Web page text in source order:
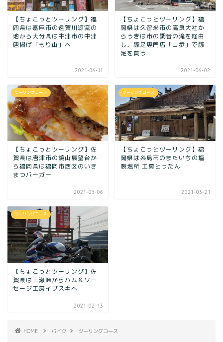
【ちょこっとツーリング】福
岡県は嘉麻市の遠賀川源流の
地から大分県は中津市の中津
唐揚げ「もり山」へ
2021-06-11
【ちょこっとツーリング】福
岡県は久留米市の高良大社か
らうきは市の調音の滝を経由
し、豚足専門店「山歩」で豚
足を買う
2021-06-02
ツーリングコース
【ちょこっとツーリング】佐
賀県は唐津市の鏡山展望台か
ら福岡県は福岡市西区のいき
まつバーガー
2021-05-06
ツーリングコース
【ちょこっとツーリング】福
岡県は糸島市のまたいちの塩
製塩所 工房とったん
2021-03-21
ツーリングコース
【ちょこっとツーリング】佐
賀県は三瀬峠からハム＆ソー
セージ工房イブスキへ
2021-02-13
HOME バイク ツーリングコース